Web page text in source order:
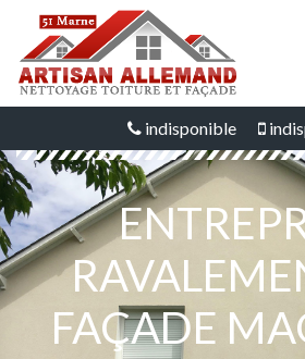
indisponible
FAÇADE